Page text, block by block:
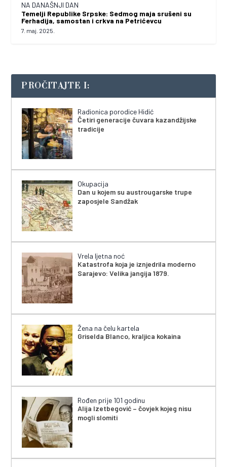
NA DANAŠNJI DAN
Temelji Republike Srpske: Sedmog maja srušeni su
Ferhadija, samostan i crkva na Petrićevcu
7. maj. 2025.
PROČITAJTE I:
Radionica porodice Hidić
Četiri generacije čuvara kazandžijske
tradicije
Okupacija
Dan u kojem su austrougarske trupe
zaposjele Sandžak
Vrela ljetna noć
Katastrofa koja je iznjedrila moderno
Sarajevo: Velika jangija 1879.
Žena na čelu kartela
Griselda Blanco, kraljica kokaina
Rođen prije 101 godinu
Alija Izetbegović – čovjek kojeg nisu
mogli slomiti